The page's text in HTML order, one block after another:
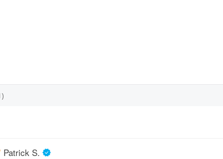
Patrick S.